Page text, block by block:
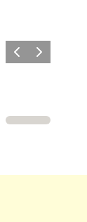
Forrige billede
Næste billede